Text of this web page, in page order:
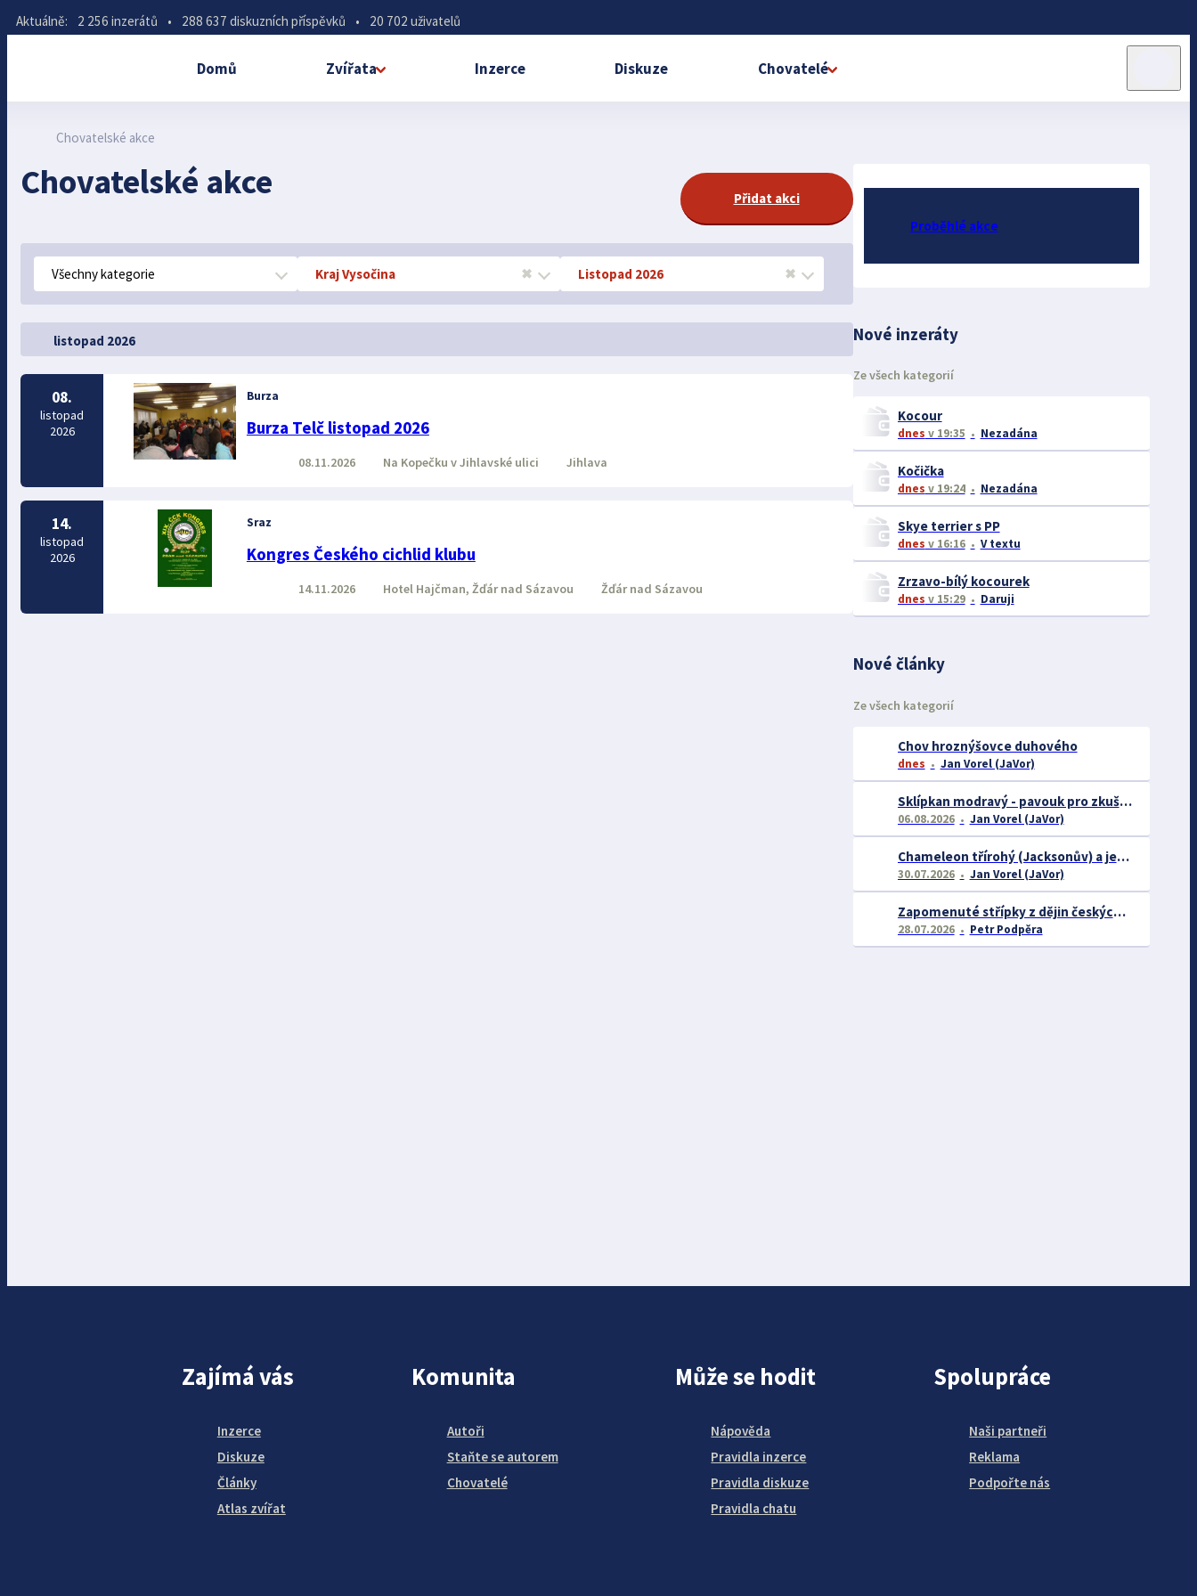
Aktuálně: 2 256 inzerátů • 288 637 diskuzních příspěvků • 20 702 uživatelů
Domů Zvířata Inzerce Diskuze Chovatelé
Chovatelské akce
Chovatelské akce Přidat akci
Všechny kategorie Kraj Vysočina ✖ Listopad 2026 ✖
listopad 2026
08.
listopad
2026
Burza
Burza Telč listopad 2026
08.11.2026 Na Kopečku v Jihlavské ulici Jihlava
14.
listopad
2026
Sraz
Kongres Českého cichlid klubu
14.11.2026 Hotel Hajčman, Žďár nad Sázavou Žďár nad Sázavou
Proběhlé akce
Nové inzeráty
Ze všech kategorií
Kocour
dnes v 19:35 Nezadána
Kočička
dnes v 19:24 Nezadána
Skye terrier s PP
dnes v 16:16 V textu
Zrzavo-bílý kocourek
dnes v 15:29 Daruji
Nové články
Ze všech kategorií
Chov hroznýšovce duhového
dnes Jan Vorel (JaVor)
Sklípkan modravý - pavouk pro zkušené chovatele
06.08.2026 Jan Vorel (JaVor)
Chameleon třírohý (Jacksonův) a jeho chov
30.07.2026 Jan Vorel (JaVor)
Zapomenuté střípky z dějin českých exotářů - 3.část
28.07.2026 Petr Podpěra
Zajímá vás
Inzerce
Diskuze
Články
Atlas zvířat
Komunita
Autoři
Staňte se autorem
Chovatelé
Může se hodit
Nápověda
Pravidla inzerce
Pravidla diskuze
Pravidla chatu
Spolupráce
Naši partneři
Reklama
Podpořte nás